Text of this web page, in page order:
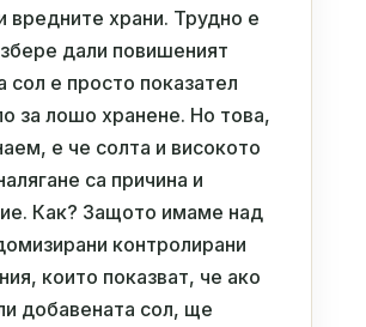
вредните храни. Трудно е
дали повишеният
сол е просто показател
за лошо хранене. Но това,
е че солта и високото
са причина и
Как? Защото имаме над
контролирани
които показват, че ако
добавената сол, ще